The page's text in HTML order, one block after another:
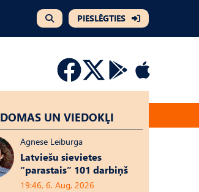
PIESLĒGTIES
DOMAS UN VIEDOKĻI
Agnese Leiburga
Latviešu sievietes
“parastais” 101 darbiņš
19:46, 6. Aug, 2026